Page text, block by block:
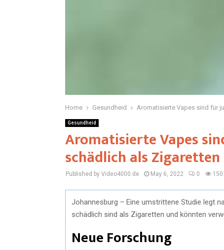
Home Gesundheid Aromatisierte Vapes sind für
Gesundheid
Aromatisierte Vapes
schädlich als Zigaretten
Published by Video4000.de May 6, 2022 0 1501
Johannesburg – Eine umstrittene Studie legt
schädlich sind als Zigaretten und könnten
Neue Forschung